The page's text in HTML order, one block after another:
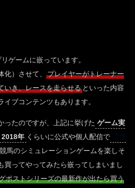
ゲームに嵌っています。
化）させて、
プレイヤーがトレーナー
いき、レースを走らせるといった内容
ブコンテンツもあります。
ったのですが、上記に挙げた ゲーム実
2018年 くらいに公式や個人配信で
『ウ
馬のシミュレーションゲームを楽しそ
買ってやってみたら嵌ってしまいまし
ポストシリーズの最新作が出たら買う